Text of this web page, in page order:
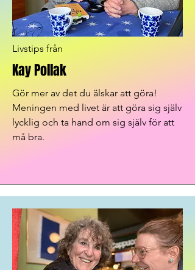
Livstips från
Kay Pollak
Gör mer av det du älskar att göra!
Meningen med livet är att göra sig själv
lycklig och ta hand om sig själv för att
må bra.